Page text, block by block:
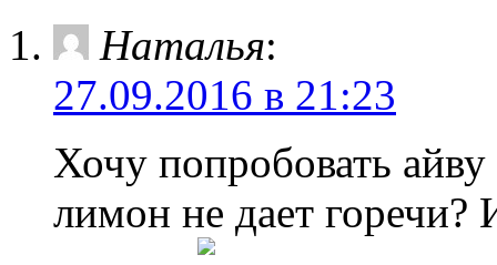
Наталья:
27.09.2016 в 21:23
Хочу попробовать
лимон не дает горечи?